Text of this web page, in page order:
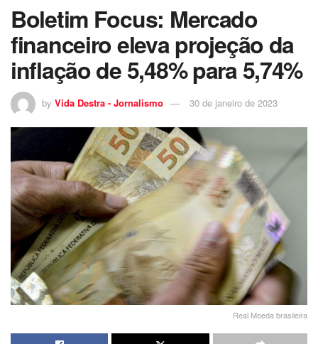
Boletim Focus: Mercado
financeiro eleva projeção da
inflação de 5,48% para 5,74%
by Vida Destra - Jornalismo 30 de janeiro de 2023
Real Moeda brasileira